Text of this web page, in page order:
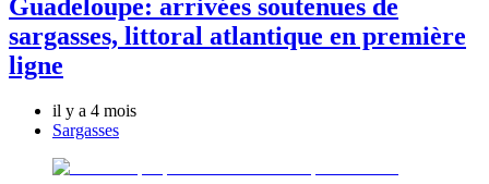
Guadeloupe: arrivées soutenues de
sargasses, littoral atlantique en première
ligne
il y a 4 mois
Sargasses